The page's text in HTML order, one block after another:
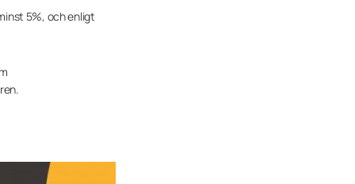
5%, och enligt